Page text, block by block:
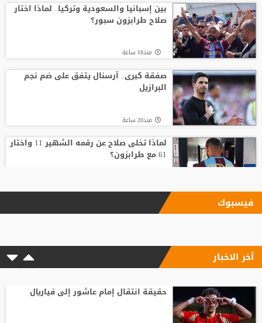
بين إسبانيا والسعودية وتركيا.. لماذا اختار
صلاح طرابزون سبور؟
منذ18 ساعة
صفقة كبرى.. آرسنال يتفق على ضم نجم
البرازيل
منذ20 ساعة
لماذا تخلى صلاح عن رقمه الشهير 11 واختار
61 مع طرابزون؟
17 مليون يورو سنويا.. صلاح يصل إسطنبول
الأردن
فيسبوك
آخر الاخبار
حقيقة انتقال إمام عاشور إلى فياريال